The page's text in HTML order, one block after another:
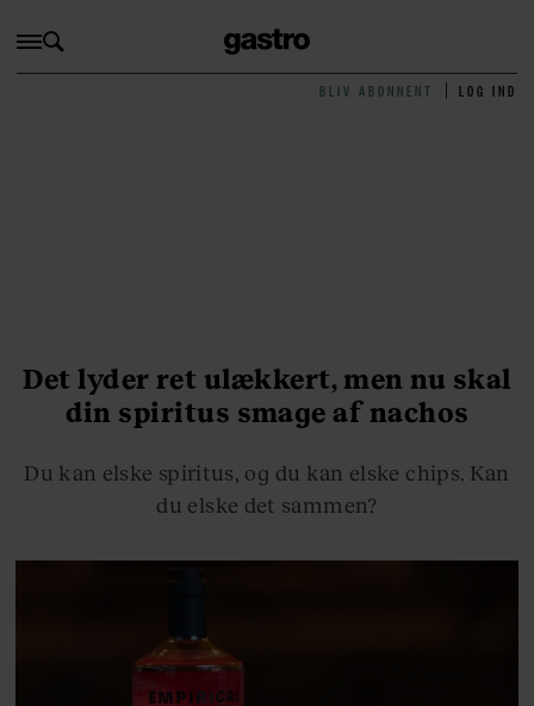
BLIV ABONNENT LOG IND
Det lyder ret ulækkert, men nu skal
din spiritus smage af nachos
Du kan elske spiritus, og du kan elske chips. Kan
du elske det sammen?